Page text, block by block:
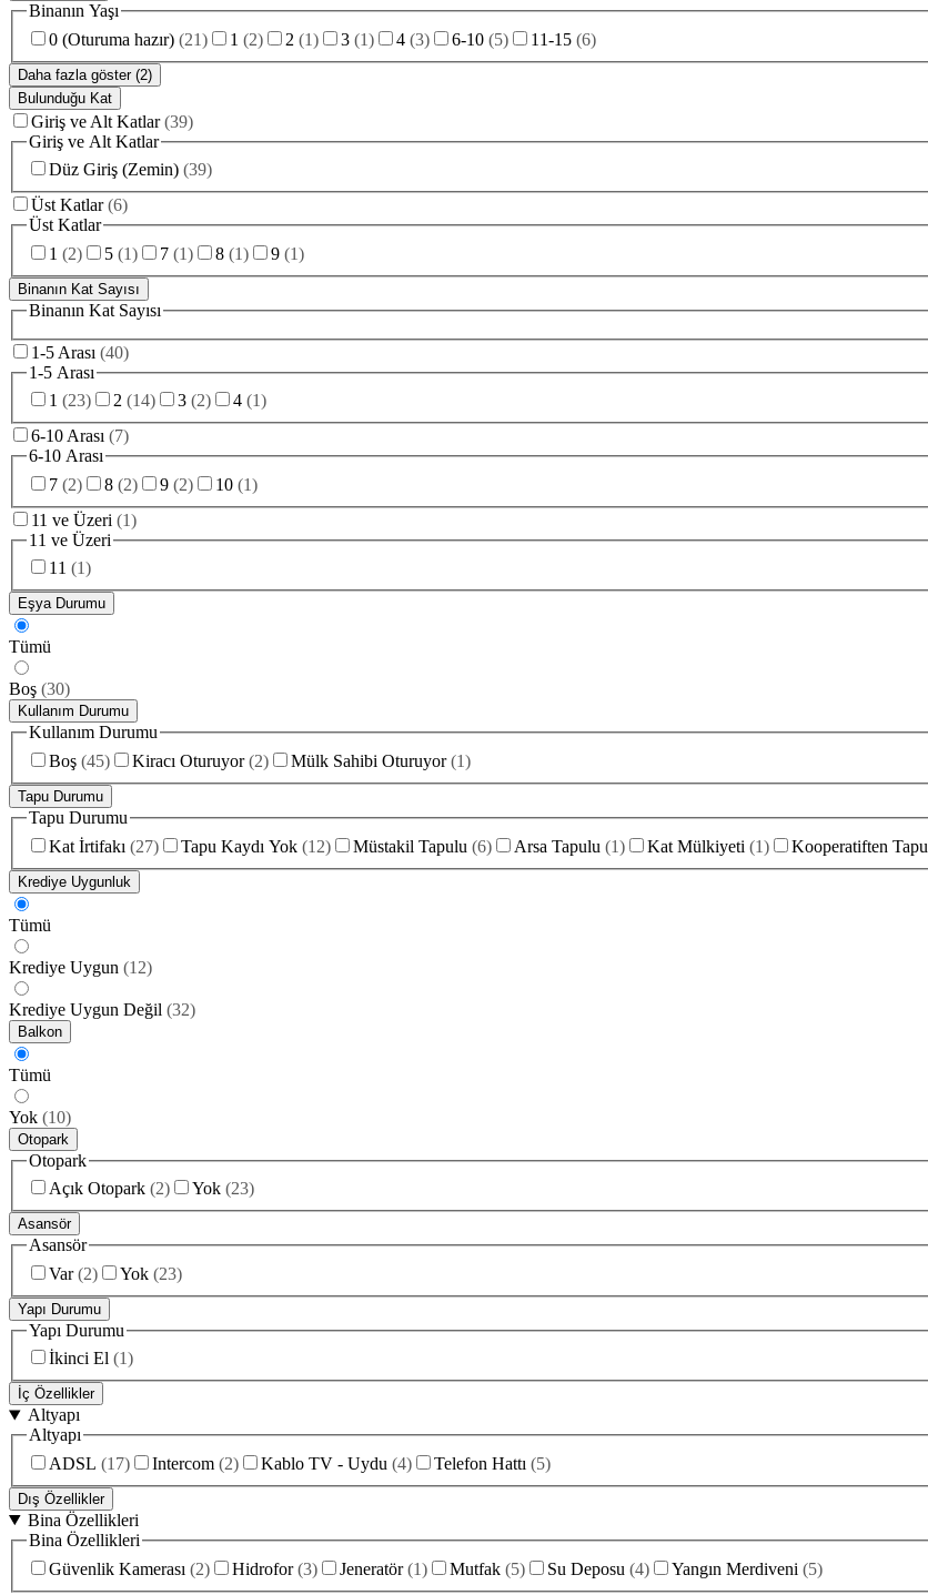
Binanın Yaşı
0 (Oturuma hazır) (21) 1 (2) 2 (1) 3 (1) 4 (3) 6-10 (5) 11-15 (6)
Daha fazla göster (2)
Bulunduğu Kat
Giriş ve Alt Katlar (39)
Giriş ve Alt Katlar
Düz Giriş (Zemin) (39)
Üst Katlar (6)
Üst Katlar
1 (2) 5 (1) 7 (1) 8 (1) 9 (1)
Binanın Kat Sayısı
Binanın Kat Sayısı
1-5 Arası (40)
1-5 Arası
1 (23) 2 (14) 3 (2) 4 (1)
6-10 Arası (7)
6-10 Arası
7 (2) 8 (2) 9 (2) 10 (1)
11 ve Üzeri (1)
11 ve Üzeri
11 (1)
Eşya Durumu
Tümü
Boş (30)
Kullanım Durumu
Kullanım Durumu
Boş (45) Kiracı Oturuyor (2) Mülk Sahibi Oturuyor (1)
Tapu Durumu
Tapu Durumu
Kat İrtifakı (27) Tapu Kaydı Yok (12) Müstakil Tapulu (6) Arsa Tapulu (1) Kat Mülkiyeti (1) Kooperatiften Tapu
Krediye Uygunluk
Tümü
Krediye Uygun (12)
Krediye Uygun Değil (32)
Balkon
Tümü
Yok (10)
Otopark
Otopark
Açık Otopark (2) Yok (23)
Asansör
Asansör
Var (2) Yok (23)
Yapı Durumu
Yapı Durumu
İkinci El (1)
İç Özellikler
Altyapı
Altyapı
ADSL (17) Intercom (2) Kablo TV - Uydu (4) Telefon Hattı (5)
Dış Özellikler
Bina Özellikleri
Bina Özellikleri
Güvenlik Kamerası (2) Hidrofor (3) Jeneratör (1) Mutfak (5) Su Deposu (4) Yangın Merdiveni (5)